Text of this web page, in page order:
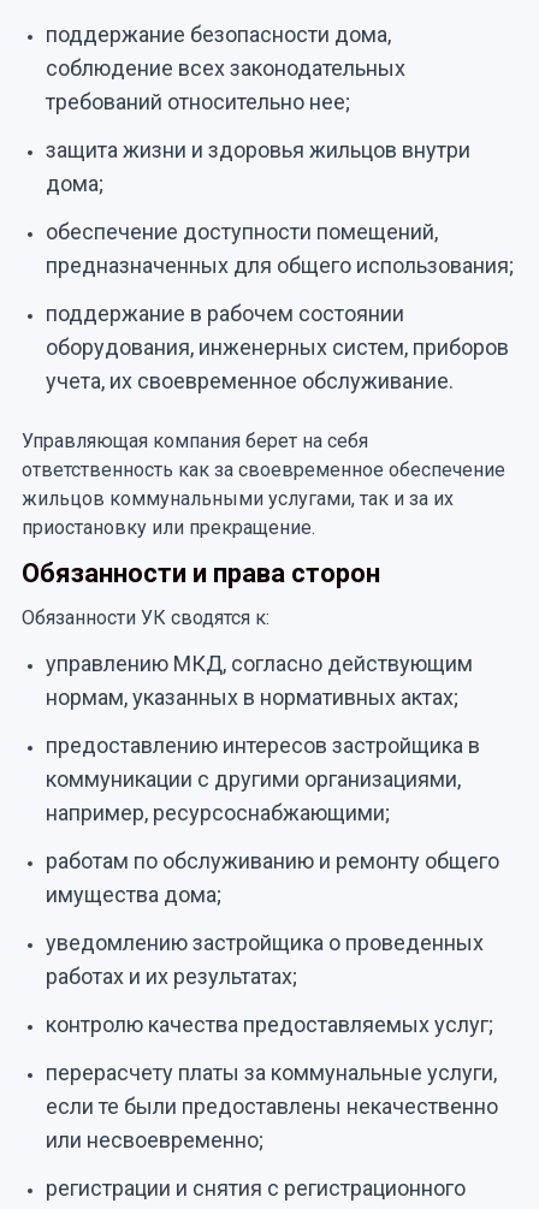
поддержание безопасности дома,
соблюдение всех законодательных
требований относительно нее;
защита жизни и здоровья жильцов внутри
дома;
обеспечение доступности помещений,
предназначенных для общего использования;
поддержание в рабочем состоянии
оборудования, инженерных систем, приборов
учета, их своевременное обслуживание.
Управляющая компания берет на себя
ответственность как за своевременное обеспечение
жильцов коммунальными услугами, так и за их
приостановку или прекращение.
Обязанности и права сторон
Обязанности УК сводятся к:
управлению МКД, согласно действующим
нормам, указанных в нормативных актах;
предоставлению интересов застройщика в
коммуникации с другими организациями,
например, ресурсоснабжающими;
работам по обслуживанию и ремонту общего
имущества дома;
уведомлению застройщика о проведенных
работах и их результатах;
контролю качества предоставляемых услуг;
перерасчету платы за коммунальные услуги,
если те были предоставлены некачественно
или несвоевременно;
регистрации и снятия с регистрационного